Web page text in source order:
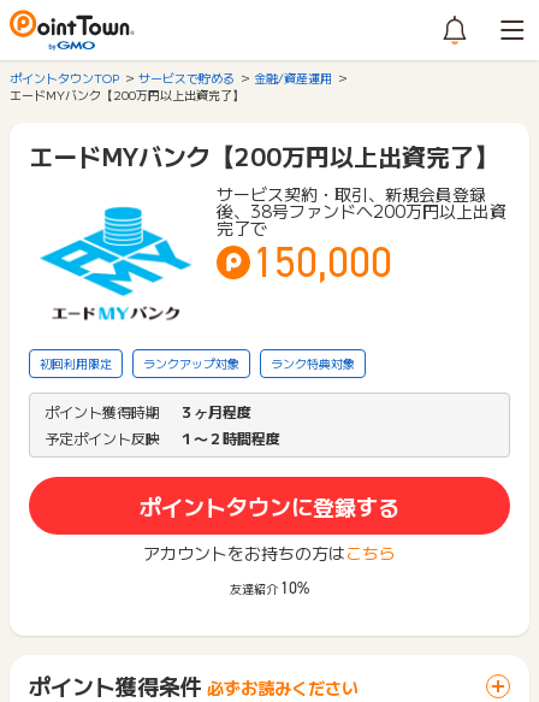
ポイントタウンTOP サービスで貯める
金融/資産運用
エードMYバンク【200万円以上出資完了】
エードMYバンク【200万円以上出資完了】
サービス契約・取引、新規会員登録
後、38号ファンドへ200万円以上出資
完了で
150,000
初回利用限定 ランクアップ対象 ランク特典対象
ポイント獲得時期
３ヶ月程度
予定ポイント反映
１〜２時間程度
ポイントタウンに登録する
アカウントをお持ちの方はこちら
友達紹介 10%
ポイント獲得条件 必ずお読みください